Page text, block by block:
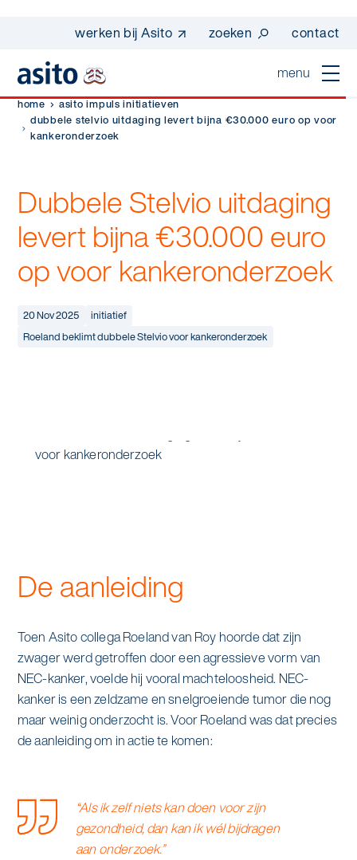
werken bij Asito zoeken contact
menu
Suggesties
werken bij asito
one go - werk beter samen met one go
op weg naar volledig circulair in 2030 met
duurzame bedrijfskleding
home
Dagelijkse schoonmaak
Interieurreiniging
Vloerreiniging
Schoonmaak
Glas- en gevelreiniging
Vloermeester van One Go
alle diensten bekijken
sectoren
In de buurt
Zorg
wij zijn Asito
Wij zijn Asito
Kennisbank
Contact
Wij werken voor
Duurzaamheid & Asito
Mens & Asito
home
asito impuls initiatieven
dubbele stelvio uitdaging levert bijna €30.000 euro op voor
kankeronderzoek
Dubbele Stelvio uitdaging
levert bijna €30.000 euro
op voor kankeronderzoek
20 Nov 2025
initiatief
Roeland beklimt dubbele Stelvio voor kankeronderzoek
De aanleiding
Toen Asito collega Roeland van Roy hoorde dat zijn
zwager werd getroffen door een agressieve vorm van
NEC-kanker, voelde hij vooral machteloosheid. NEC-
kanker is een zeldzame en snelgroeiende tumor die nog
maar weinig onderzocht is. Voor Roeland was dat precies
de aanleiding om in actie te komen:
“Als ik zelf niets kan doen voor zijn
gezondheid, dan kan ik wél bijdragen
aan onderzoek.”